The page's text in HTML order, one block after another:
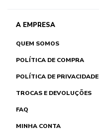
A EMPRESA
QUEM SOMOS
POLÍTICA DE COMPRA
POLÍTICA DE PRIVACIDADE
TROCAS E DEVOLUÇÕES
FAQ
MINHA CONTA